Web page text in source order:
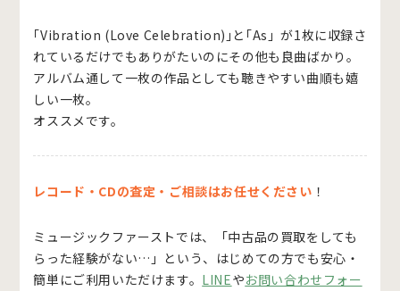
｢Vibration (Love Celebration)｣と｢As」が1枚に収録さ
れているだけでもありがたいのにその他も良曲ばかり。
アルバム通して一枚の作品としても聴きやすい曲順も嬉
しい一枚。
オススメです。
レコード・CDの査定・ご相談はお任せください ！
ミュージックファーストでは、「中古品の買取をしても
らった経験がない…」という、はじめての方でも安心・
簡単にご利用いただけます。 LINEやお問い合わせフォー